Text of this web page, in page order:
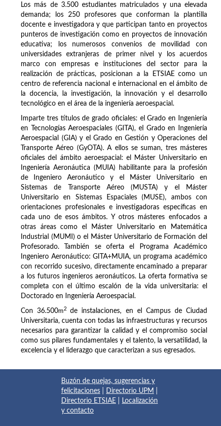
Los más de 3.500 estudiantes matriculados y una elevada
demanda; los 250 profesores que conforman la plantilla
docente e investigadora y que participan tanto en proyectos
punteros de investigación como en proyectos de innovación
educativa; los numerosos convenios de movilidad con
universidades extranjeras de primer nivel y los acuerdos
marco con empresas e instituciones del sector para la
realización de prácticas, posicionan a la ETSIAE como un
centro de referencia nacional e internacional en el ámbito de
la docencia, la investigación, la innovación y el desarrollo
tecnológico en el área de la ingeniería aeroespacial.
Imparte tres títulos de grado oficiales: el Grado en Ingeniería
en Tecnologías Aeroespaciales (GITA), el Grado en Ingeniería
Aeroespacial (GIA) y el Grado en Gestión y Operaciones del
Transporte Aéreo (GyOTA). A ellos se suman, tres másteres
oficiales del ámbito aeroespacial: el Máster Universitario en
Ingeniería Aeronáutica (MUIA) habilitante para la profesión
de Ingeniero Aeronáutico y el Máster Universitario en
Sistemas de Transporte Aéreo (MUSTA) y el Máster
Universitario en Sistemas Espaciales (MUSE), ambos con
orientaciones profesionales e investigadoras específicas en
cada uno de esos ámbitos. Y otros másteres enfocados a
otras áreas como el Máster Universitario en Matemática
Industrial (MUMI) o el Máster Universitario de Formación del
Profesorado. También se oferta el Programa Académico
Ingeniero Aeronáutico: GITA+MUIA, un programa académico
con recorrido sucesivo, directamente encaminado a preparar
a los futuros ingenieros aeronáuticos. La oferta formativa se
completa con el último escalón de la vida universitaria: el
Doctorado en Ingeniería Aeroespacial.
Con 36.500m2
de instalaciones, en el Campus de Ciudad
Universitaria, cuenta con todas las infraestructuras y recursos
necesarios para garantizar la calidad y el compromiso social
como sus pilares fundamentales y el talento, la versatilidad, la
excelencia y el liderazgo que caracterizan a sus egresados.
Buzón de quejas, sugerencias y
felicitaciones
Directorio UPM
Directorio ETSIAE
Localización
y contacto